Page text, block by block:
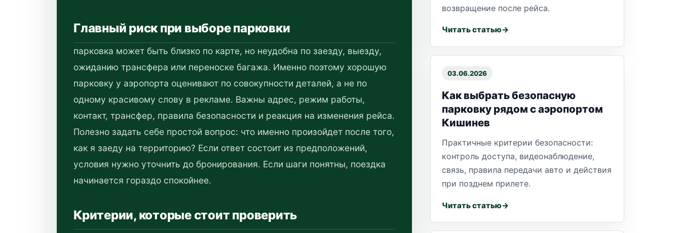
Главный риск при выборе парковки
парковка может быть близко по карте, но неудобна по заезду, выезду,
ожиданию трансфера или переноске багажа. Именно поэтому хорошую
парковку у аэропорта оценивают по совокупности деталей, а не по
одному красивому слову в рекламе. Важны адрес, режим работы,
контакт, трансфер, правила безопасности и реакция на изменения рейса.
Полезно задать себе простой вопрос: что именно произойдет после того,
как я заеду на территорию? Если ответ состоит из предположений,
условия нужно уточнить до бронирования. Если шаги понятны, поездка
начинается гораздо спокойнее.
Критерии, которые стоит проверить
возвращение после рейса.
Читать статью
03.06.2026
Как выбрать безопасную
парковку рядом с аэропортом
Кишинев
Практичные критерии безопасности:
контроль доступа, видеонаблюдение,
связь, правила передачи авто и действия
при позднем прилете.
Читать статью